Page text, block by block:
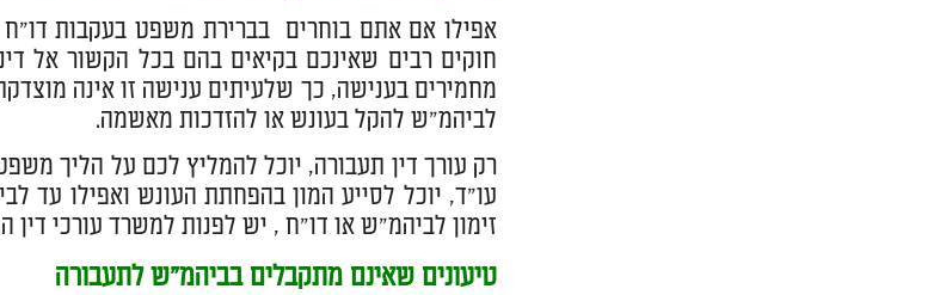
אפילו אם אתם בוחרים בברירת משפט בעקבות דו"ח
חוקים רבים שאינכם בקיאים בהם בכל הקשור אל
מחמירים בענישה, כך שלעיתים ענישה זו אינה
לביהמ"ש להקל בעונש או להזדכות מאשמה.
רק עורך דין תעבורה, יוכל להמליץ לכם על הליך
עו"ד, יוכל לסייע המון בהפחתת העונש ואפילו עד
זימון לביהמ"ש או דו"ח , יש לפנות למשרד עורכי דין
טיעונים שאינם מתקבלים בביהמ"ש לתעבורה